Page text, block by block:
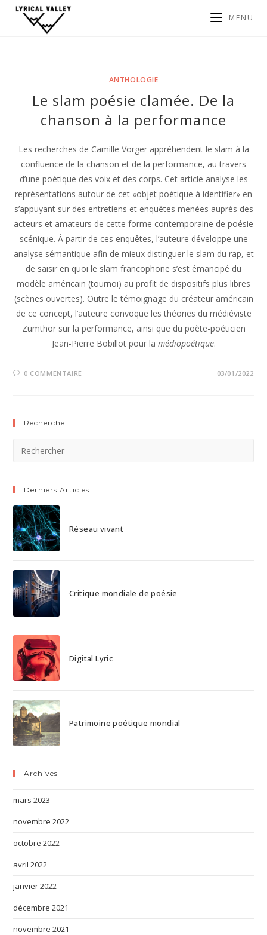
MENU
ANTHOLOGIE
Le slam poésie clamée. De la
chanson à la performance
Les recherches de Camille Vorger appréhendent le slam à la
confluence de la chanson et de la performance, au travers
d’une poétique des voix et des corps. Cet article analyse les
représentations autour de cet «objet poétique à identifier» en
s’appuyant sur des entretiens et enquêtes menées auprès des
acteurs et amateurs de cette forme contemporaine de poésie
scénique. À partir de ces enquêtes, l’auteure développe une
analyse sémantique afin de mieux distinguer le slam du rap, et
de saisir en quoi le slam francophone s’est émancipé du
modèle américain (tournoi) au profit de dispositifs plus libres
(scènes ouvertes). Outre le témoignage du créateur américain
de ce concept, l’auteure convoque les théories du médiéviste
Zumthor sur la performance, ainsi que du poète-poéticien
Jean-Pierre Bobillot pour la médiopoétique.
0 COMMENTAIRE 03/01/2022
Recherche
Derniers Articles
Réseau vivant
Critique mondiale de poésie
Digital Lyric
Patrimoine poétique mondial
Archives
mars 2023
novembre 2022
octobre 2022
avril 2022
janvier 2022
décembre 2021
novembre 2021